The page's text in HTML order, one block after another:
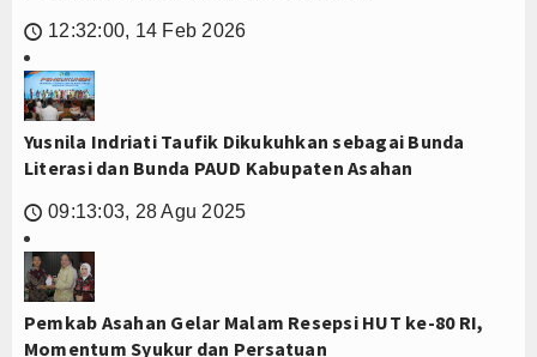
🕔 12:32:00, 14 Feb 2026
Yusnila Indriati Taufik Dikukuhkan sebagai Bunda
Literasi dan Bunda PAUD Kabupaten Asahan
🕔 09:13:03, 28 Agu 2025
Pemkab Asahan Gelar Malam Resepsi HUT ke-80 RI,
Momentum Syukur dan Persatuan